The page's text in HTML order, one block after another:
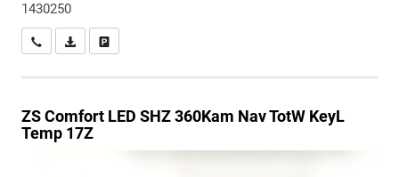
1430250
Wir rufen Sie anPDF-Datei, Fahrzeugexposé drucken
ZSComfort LED SHZ 360Kam Nav TotW KeyL
Temp 17Z